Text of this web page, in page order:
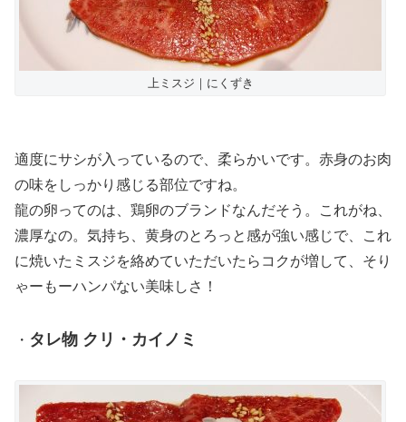
上ミスジ｜にくずき
適度にサシが入っているので、柔らかいです。赤身のお肉
の味をしっかり感じる部位ですね。
龍の卵ってのは、鶏卵のブランドなんだそう。これがね、
濃厚なの。気持ち、黄身のとろっと感が強い感じで、これ
に焼いたミスジを絡めていただいたらコクが増して、そり
ゃーもーハンパない美味しさ！
・ タレ物 クリ・カイノミ